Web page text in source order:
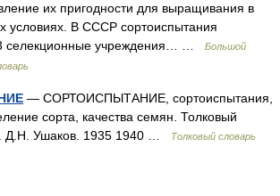
их пригодности для выращивания в
условиях. В СССР сортоиспытания
селекционные учреждения… …
Большой
— СОРТОИСПЫТАНИЕ, сортоиспытания,
сорта, качества семян. Толковый
Д.Н. Ушаков. 1935 1940 …
Толковый словарь